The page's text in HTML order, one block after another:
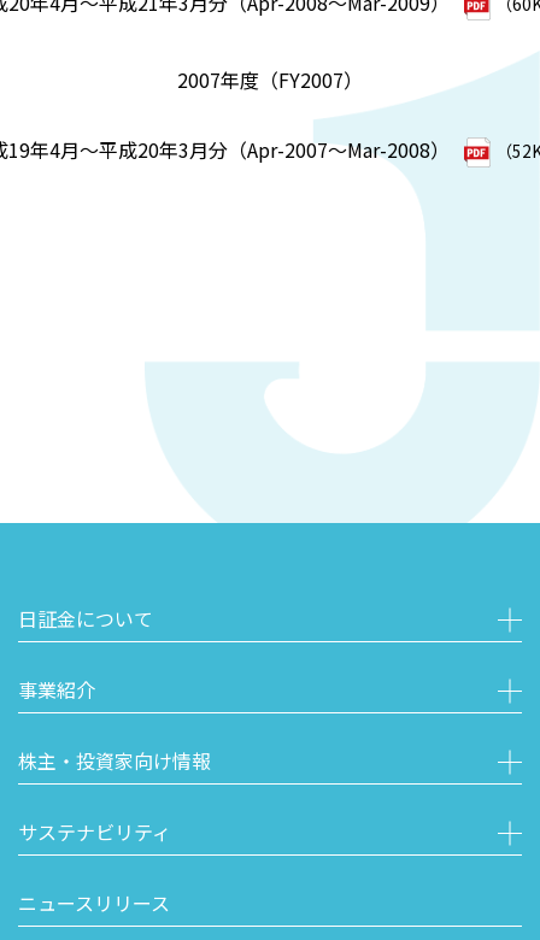
2007年度（FY2007）
19年4月～平成20年3月分（Apr-2007～Mar-2008） （
日証金について
事業紹介
株主・投資家向け情報
サステナビリティ
ニュースリリース